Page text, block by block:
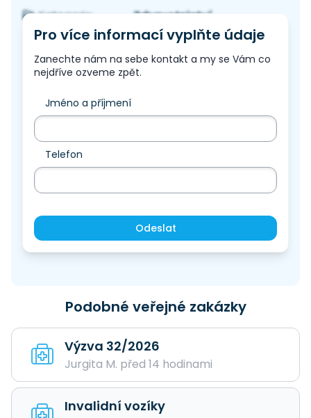
Kategorie:
Zdravotnictví
Pro více informací vyplňte údaje
Zanechte nám na sebe kontakt a my se Vám co
nejdříve ozveme zpět.
Jméno a příjmení
Telefon
Odeslat
Podobné veřejné zakázky
Výzva 32/2026
Jurgita M. před 14 hodinami
Invalidní vozíky